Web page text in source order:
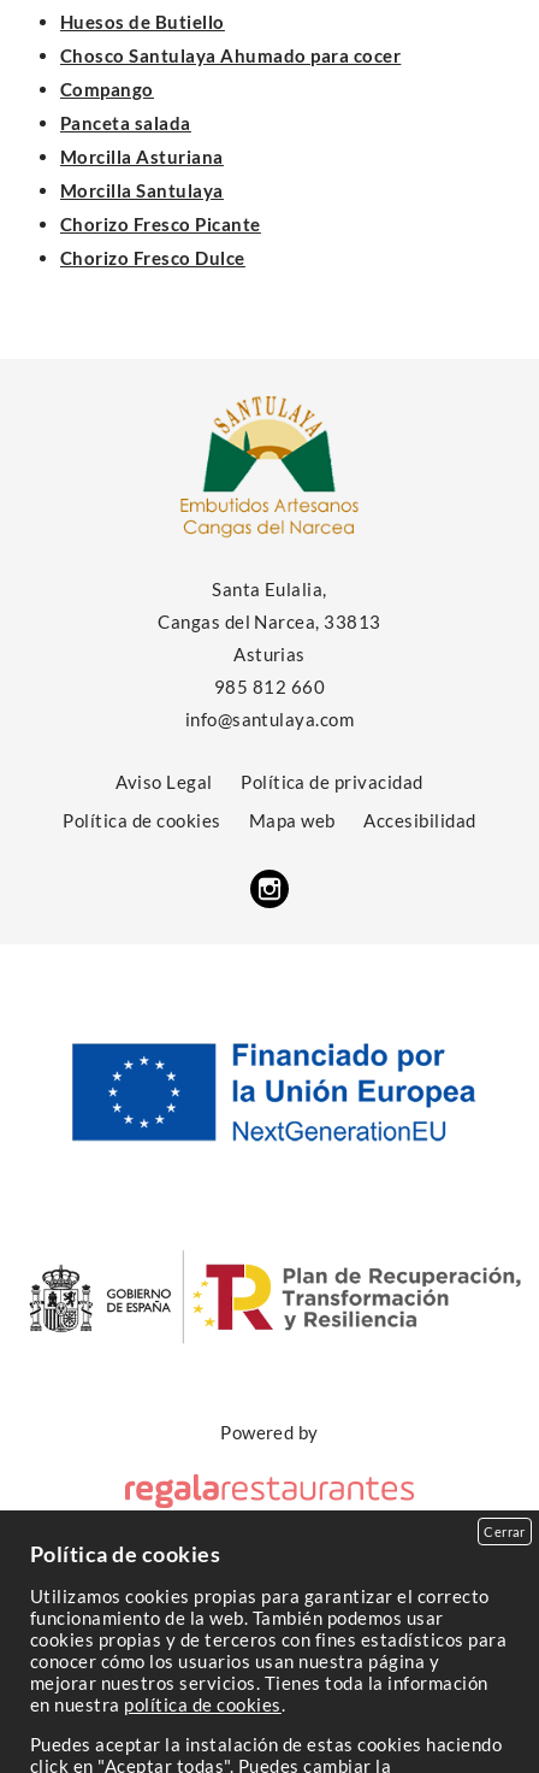
Huesos de Butiello
Chosco Santulaya Ahumado para cocer
Compango
Panceta salada
Morcilla Asturiana
Morcilla Santulaya
Chorizo Fresco Picante
Chorizo Fresco Dulce
Santa Eulalia,
Cangas del Narcea, 33813
Asturias
985 812 660
info@santulaya.com
Aviso Legal
Política de privacidad
Política de cookies
Mapa web Accesibilidad
Powered by
Cerrar
Política de cookies
Utilizamos cookies propias para garantizar el correcto
funcionamiento de la web. También podemos usar
cookies propias y de terceros con fines estadísticos para
conocer cómo los usuarios usan nuestra página y
mejorar nuestros servicios. Tienes toda la información
en nuestra política de cookies.
Puedes aceptar la instalación de estas cookies haciendo
click en "Aceptar todas". Puedes cambiar la